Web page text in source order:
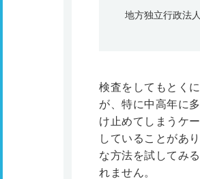
地方独立行政法
検査をしてもとく
が、特に中高年に
け止めてしまうケ
していることがあ
な方法を試してみ
れません。